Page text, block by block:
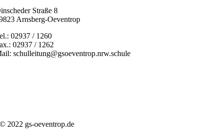
Straße 8
Arnsberg-Oeventrop
02937 / 1260
02937 / 1262
schulleitung@gsoeventrop.nrw.schule
© 2022 gs-oeventrop.de